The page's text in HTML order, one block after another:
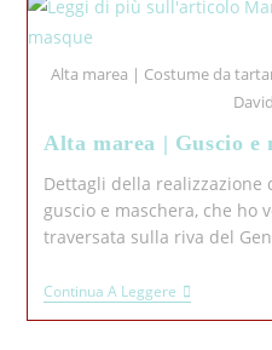
Alta marea | Costume da
Alta marea | Guscio e
Dettagli della realizzazione
guscio e maschera, che ho
traversata sulla riva del
Continua A Leggere